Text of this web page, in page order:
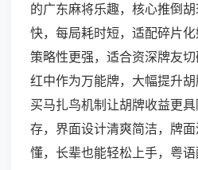
的广东麻将乐趣，核心推倒
快，每局耗时短，适配碎片
策略性更强，适合资深牌友
红中作为万能牌，大幅提升胡
买马扎鸟机制让胡牌收益更
存，界面设计清爽简洁，牌
懂，长辈也能轻松上手，粤